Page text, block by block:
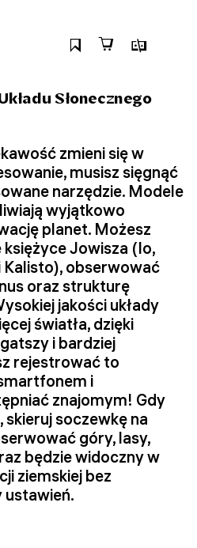
Słonecznego
zmieni się w
musisz sięgnąć
narzędzie. Modele
wyjątkowo
planet. Możesz
Jowisza (Io,
Kalisto), obserwować
oraz strukturę
jakości układy
światła, dzięki
i bardziej
rejestrować to
i
znajomym! Gdy
skieruj soczewkę na
góry, lasy,
będzie widoczny w
ziemskiej bez
ustawień.